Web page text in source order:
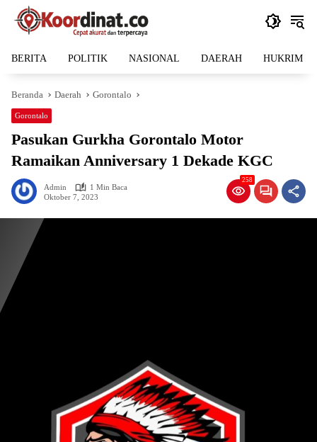
Langsung
BERITA POLITIK NASIONAL DAERAH HUKRIM
Beranda Daerah Gorontalo
Gorontalo
Pasukan Gurkha Gorontalo Motor
Ramaikan Anniversary 1 Dekade KGC
Admin
1 Min Baca
Oktober 7, 2023
258